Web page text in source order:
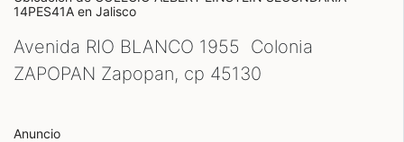
14PES41A en Jalisco
Avenida RIO BLANCO 1955 Colonia
ZAPOPAN Zapopan, cp 45130
Anuncio